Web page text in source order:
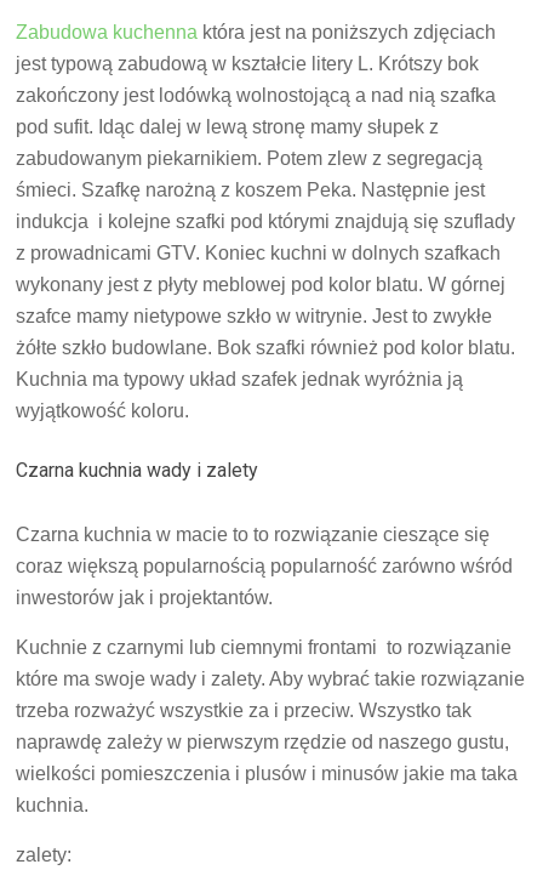
Zabudowa kuchenna która jest na poniższych zdjęciach
jest typową zabudową w kształcie litery L. Krótszy bok
zakończony jest lodówką wolnostojącą a nad nią szafka
pod sufit. Idąc dalej w lewą stronę mamy słupek z
zabudowanym piekarnikiem. Potem zlew z segregacją
śmieci. Szafkę narożną z koszem Peka. Następnie jest
indukcja i kolejne szafki pod którymi znajdują się szuflady
z prowadnicami GTV. Koniec kuchni w dolnych szafkach
wykonany jest z płyty meblowej pod kolor blatu. W górnej
szafce mamy nietypowe szkło w witrynie. Jest to zwykłe
żółte szkło budowlane. Bok szafki również pod kolor blatu.
Kuchnia ma typowy układ szafek jednak wyróżnia ją
wyjątkowość koloru.
Czarna kuchnia wady i zalety
Czarna kuchnia w macie to to rozwiązanie cieszące się
coraz większą popularnością popularność zarówno wśród
inwestorów jak i projektantów.
Kuchnie z czarnymi lub ciemnymi frontami to rozwiązanie
które ma swoje wady i zalety. Aby wybrać takie rozwiązanie
trzeba rozważyć wszystkie za i przeciw. Wszystko tak
naprawdę zależy w pierwszym rzędzie od naszego gustu,
wielkości pomieszczenia i plusów i minusów jakie ma taka
kuchnia.
zalety: